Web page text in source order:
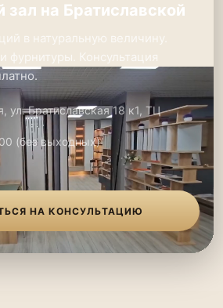
на Братиславской
в натуральную величину.
фурнитуры. Консультация
ул. Братиславская 18 к1, ТЦ
(без выходных)
НА КОНСУЛЬТАЦИЮ